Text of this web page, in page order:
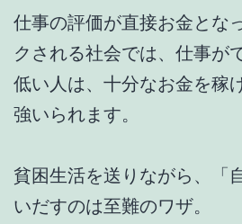
仕事の評価が直接お金とな
クされる社会では、仕事が
低い人は、十分なお金を稼
強いられます。
貧困生活を送りながら、「
いだすのは至難のワザ。